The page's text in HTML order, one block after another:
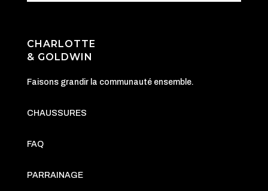
CHARLOTTE
& GOLDWIN
Faisons grandir la communauté ensemble.
CHAUSSURES
FAQ
PARRAINAGE